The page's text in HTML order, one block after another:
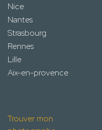
Nice
Nantes
Strasbourg
Rennes
Lille
Aix-en-provence
Trouver mon